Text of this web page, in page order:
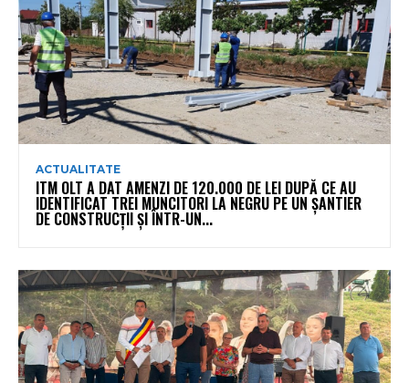
ACTUALITATE
ITM OLT A DAT AMENZI DE 120.000 DE LEI DUPĂ CE AU
IDENTIFICAT TREI MUNCITORI LA NEGRU PE UN ȘANTIER
DE CONSTRUCȚII ȘI ÎNTR-UN...